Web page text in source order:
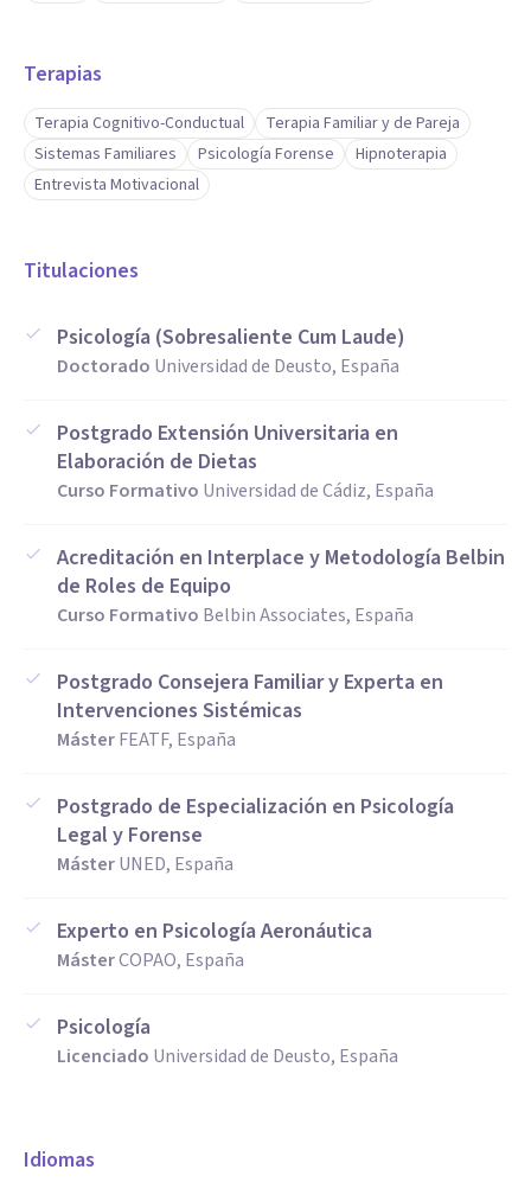
Terapias
Terapia Cognitivo-Conductual
Terapia Familiar y de Pareja
Sistemas Familiares
Psicología Forense
Hipnoterapia
Entrevista Motivacional
Titulaciones
Psicología (Sobresaliente Cum Laude)
Doctorado Universidad de Deusto, España
Postgrado Extensión Universitaria en
Elaboración de Dietas
Curso Formativo Universidad de Cádiz, España
Acreditación en Interplace y Metodología Belbin
de Roles de Equipo
Curso Formativo Belbin Associates, España
Postgrado Consejera Familiar y Experta en
Intervenciones Sistémicas
MásterFEATF, España
Postgrado de Especialización en Psicología
Legal y Forense
MásterUNED, España
Experto en Psicología Aeronáutica
MásterCOPAO, España
Psicología
Licenciado Universidad de Deusto, España
Idiomas